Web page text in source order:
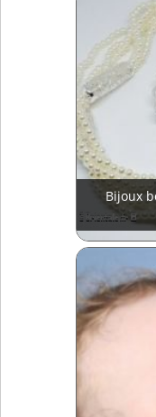
Bijoux